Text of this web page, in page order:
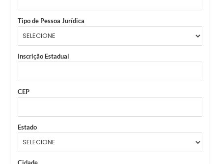
Tipo de Pessoa Jurídica
Inscrição Estadual
CEP
Estado